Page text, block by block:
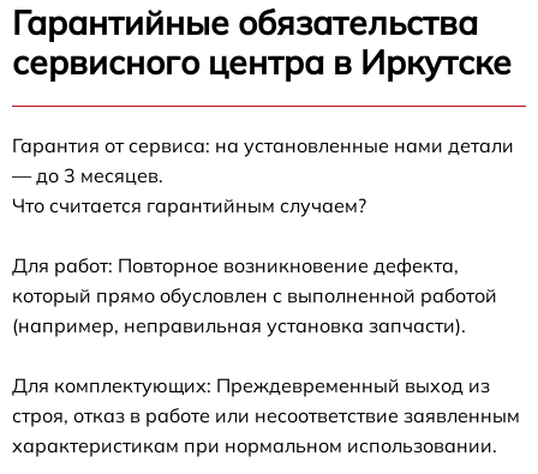
Гарантийные обязательства
сервисного центра в Иркутске
Гарантия от сервиса: на установленные нами детали
— до 3 месяцев.
Что считается гарантийным случаем?
Для работ: Повторное возникновение дефекта,
который прямо обусловлен с выполненной работой
(например, неправильная установка запчасти).
Для комплектующих: Преждевременный выход из
строя, отказ в работе или несоответствие заявленным
характеристикам при нормальном использовании.